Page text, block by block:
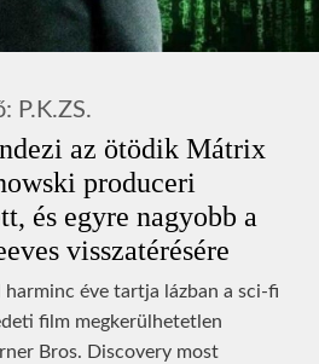
az ötödik Mátrix
produceri
és egyre nagyobb a
visszatérésére
P.K.ZS.
éve tartja lázban a sci-fi
film megkerülhetetlen
Bros. Discovery most